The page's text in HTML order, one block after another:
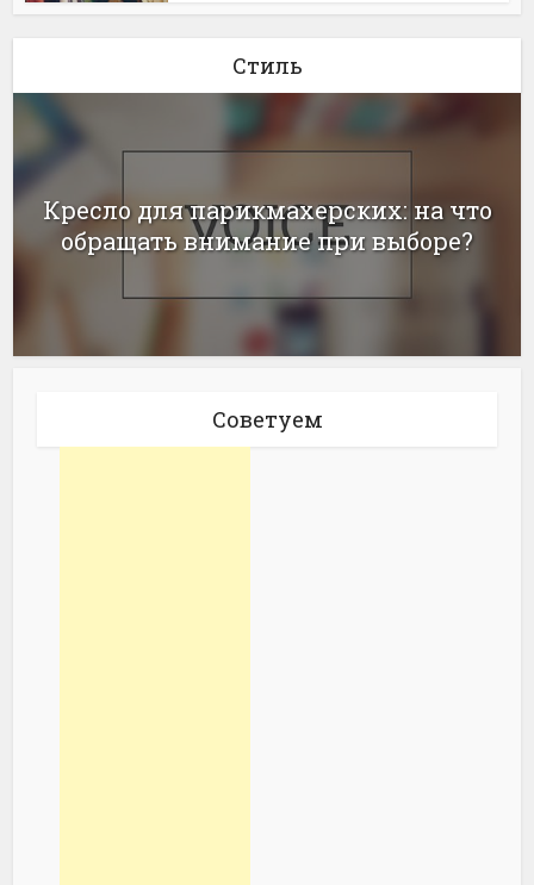
Стиль
Кресло для парикмахерских: на что
обращать внимание при выборе?
Советуем